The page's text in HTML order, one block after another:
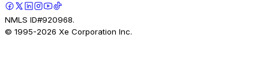
NMLS ID#920968.
© 1995-2026 Xe Corporation Inc.